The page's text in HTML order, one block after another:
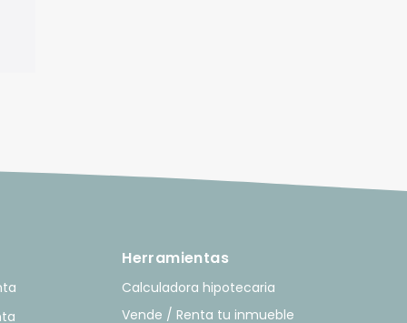
Herramientas
Calculadora hipotecaria
Vende / Renta tu inmueble